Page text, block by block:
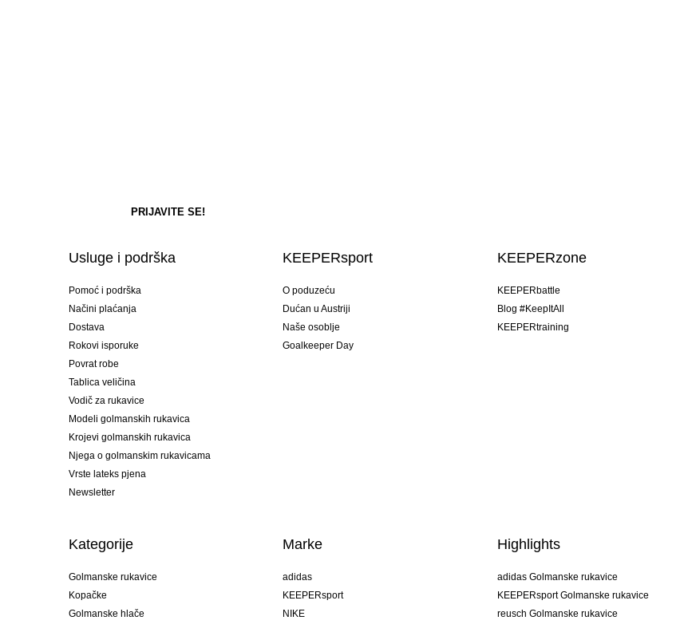
Usluge i podrška
Pomoć i podrška
Načini plaćanja
Dostava
Rokovi isporuke
Povrat robe
Tablica veličina
Vodič za rukavice
Modeli golmanskih rukavica
Krojevi golmanskih rukavica
Njega o golmanskim rukavicama
Vrste lateks pjena
Newsletter
KEEPERsport
O poduzeću
Dućan u Austriji
Naše osoblje
Goalkeeper Day
KEEPERzone
KEEPERbattle
Blog #KeepItAll
KEEPERtraining
Kategorije
Golmanske rukavice
Kopačke
Golmanske hlače
Marke
adidas
KEEPERsport
NIKE
Highlights
adidas Golmanske rukavice
KEEPERsport Golmanske rukavice
reusch Golmanske rukavice